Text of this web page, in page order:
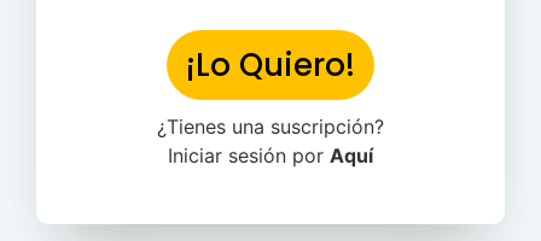
¡Lo Quiero!
¿Tienes una suscripción?
Iniciar sesión por Aquí